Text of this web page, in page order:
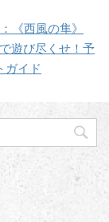
《西風の隼》
遊び尽くせ！予
ガイド